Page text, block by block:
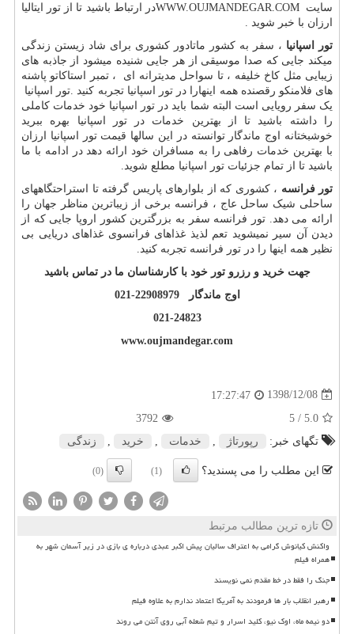
سایت WWW.OUJMANDEGAR.COMدر ارتباط باشید تا از تور ایتالیا
ارزان با خبر شوید .
تور اسپانیا ، سفر به کشور ماتادور کشوری برای شاد زیستن زندگی
میکند جایی که صدا موسیقی از هر جایی شنیده میشود از جاذبه های
زیبایی مثل کاخ خلیفه ، تا سواحل مدیترانه ای ، تمبر استاکاتو پاشنه
های فلامنکو رقصنده همه اینهارا در تور اسپانیا تجربه کنید .تور اسپانیا
یک سفر رویایی است البته شما باید در تور اسپانیا خود خدمات کاملی
را داشته باشید تا از بهترین خدمات در تور اسپانیا بهره ببرید
خوشبختانه اوج ماندگار توانسته در این سالها قیمت تور اسپانیا ارزان
با بهترین خدمات رفاهی را به مسافران خود ارائه دهد در ادامه با ما
باشید تا از تمام جزئیات تور اسپانیا مطلع شوید.
تور فرانسه ، کشوری که از بلوارهای پاریس گرفته تا استراحتگاههای
ساحلی شیک ساحل عاج ، فرانسه برخی از زیباترین مناظر جهان را
ارائه می دهد. تور فرانسه سفر به بزرگترین کشور اروپا جایی که از
دیدن آن سیر نمیشوید تعم لذیذ غذاهای فرانسوی غذاهای دریایی بی
نظیر همه اینها را در تور فرانسه تجربه کنید.
جهت خرید و رزرو تور خود با کارشناسان ما در تماس باشید
اوج ماندگار 22908979-021
021-24823
www.oujmandegar.com
1398/12/08
17:27:47
5.0
/ 5
3792
تگهای خبر:
رپورتاژ , خدمات , خرید , زندگی
این مطلب را می پسندید؟ (1)
(0)
تازه ترین مطالب مرتبط
واکنش کیانوش گرامی به اعتراف سالیان پیش اکبر عبدی درباره ی بازی در زیر آسمان شهر به
همراه فیلم
جنگ را فقط در خط مقدم نمی نویسند
رهبر انقلاب بار ها فرمودند به آمریکا اعتماد ندارم به علاوه فیلم
دو نیمه ماه، اوک نیو، کلید اسرار و تیم شعله آبی روی آنتن می روند